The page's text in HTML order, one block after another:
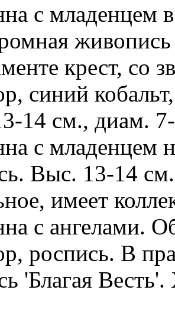
с младенцем
крест, со
синий
14 см., диам.
с младенцем
Выс. 13-14
имеет
с ангелами.
роспись. В
'Благая